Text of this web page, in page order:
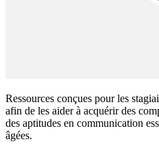
Ressources conçues pour les
afin de les aider à acquérir des
des aptitudes en communication
âgées.